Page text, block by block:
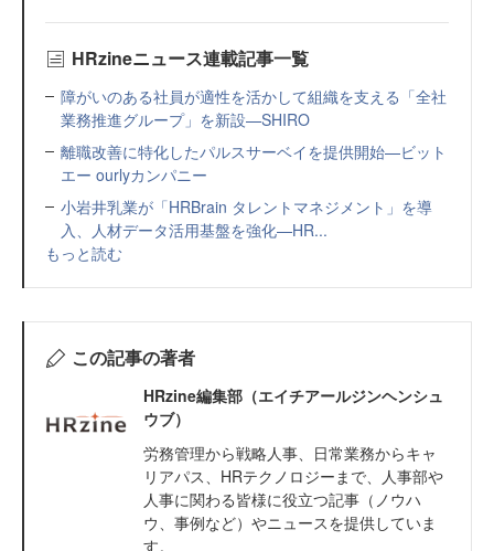
HRzineニュース連載記事一覧
障がいのある社員が適性を活かして組織を支える「全社
業務推進グループ」を新設—SHIRO
離職改善に特化したパルスサーベイを提供開始—ビット
エー ourlyカンパニー
小岩井乳業が「HRBrain タレントマネジメント」を導
入、人材データ活用基盤を強化—HR...
もっと読む
この記事の著者
HRzine編集部（エイチアールジンヘンシュ
ウブ）
労務管理から戦略人事、日常業務からキャ
リアパス、HRテクノロジーまで、人事部や
人事に関わる皆様に役立つ記事（ノウハ
ウ、事例など）やニュースを提供していま
す。